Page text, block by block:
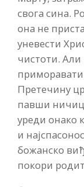
свога сина.
она не
уневести
чистоти.
Претечину
павши
уреди онако
и
божанско
покори